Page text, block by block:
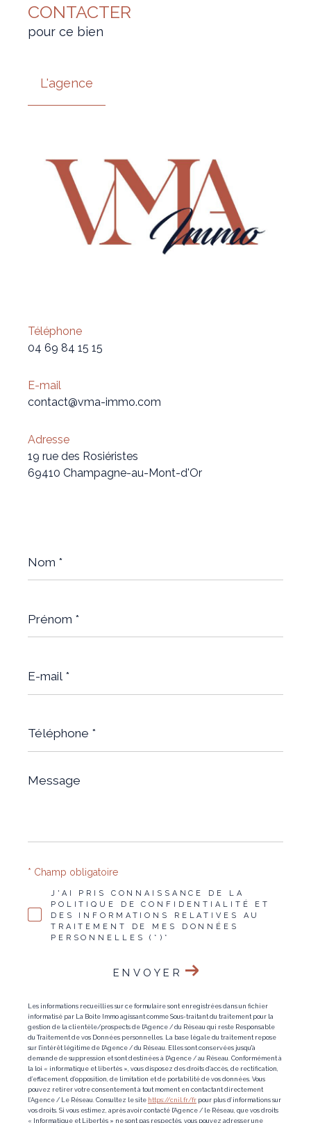
CONTACTER
pour ce bien
L'agence
Téléphone
04 69 84 15 15
E-mail
contact@vma-immo.com
Adresse
19 rue des Rosiéristes
69410 Champagne-au-Mont-d'Or
*
*
mail
*
*
Message
*
J'AI PRIS CONNAISSANCE DE LA
POLITIQUE DE CONFIDENTIALITÉ ET
DES INFORMATIONS RELATIVES AU
TRAITEMENT DE MES DONNÉES
PERSONNELLES (*)*
* Champ obligatoire
ENVOYER
Les informations recueillies sur ce formulaire sont enregistrées dans un fichier
informatisé par La Boite Immo agissant comme Sous-traitant du traitement pour la
gestion de la clientèle/prospects de l'Agence / du Réseau qui reste Responsable
du Traitement de vos Données personnelles. La base légale du traitement repose
sur l'intérêt légitime de l'Agence / du Réseau. Elles sont conservées jusqu'à
demande de suppression et sont destinées à l'Agence / au Réseau. Conformément à
la loi « informatique et libertés », vous disposez des droits d’accès, de rectification,
d’effacement, d’opposition, de limitation et de portabilité de vos données. Vous
pouvez retirer votre consentement à tout moment en contactant directement
l’Agence / Le Réseau. Consultez le site https://cnil.fr/fr pour plus d’informations sur
vos droits. Si vous estimez, après avoir contacté l'Agence / le Réseau, que vos droits
« Informatique et Libertés » ne sont pas respectés, vous pouvez adresser une